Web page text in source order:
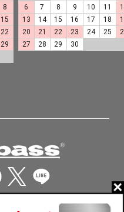
8
15
22
29
6
7 8 9 10 11
13
14 15 16 17 18
20
21 22 23 24 25
27
28 29 30
特定商取引法に基づく表示